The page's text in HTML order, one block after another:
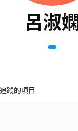
呂淑嫻
蹤的項目